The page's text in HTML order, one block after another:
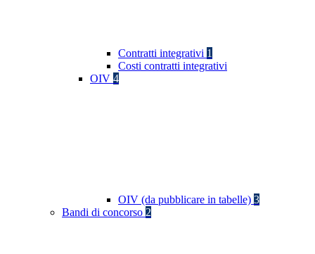
Contratti integrativi 1
Costi contratti integrativi
OIV 4
OIV (da pubblicare in tabelle) 3
Bandi di concorso 2